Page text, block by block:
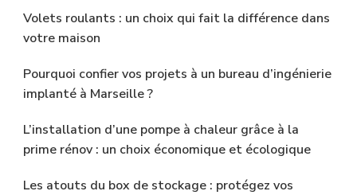
Volets roulants : un choix qui fait la différence dans
votre maison
Pourquoi confier vos projets à un bureau d’ingénierie
implanté à Marseille ?
L’installation d’une pompe à chaleur grâce à la
prime rénov : un choix économique et écologique
Les atouts du box de stockage : protégez vos